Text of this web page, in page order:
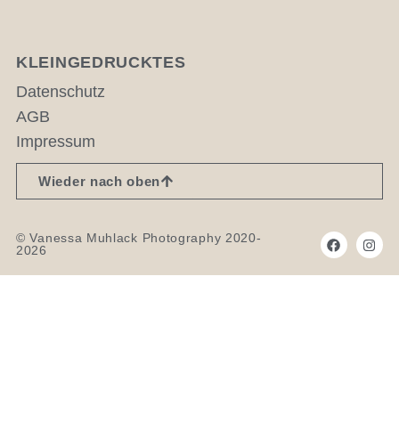
KLEINGEDRUCKTES
Datenschutz
AGB
Impressum
Wieder nach oben
© Vanessa Muhlack Photography 2020-
2026